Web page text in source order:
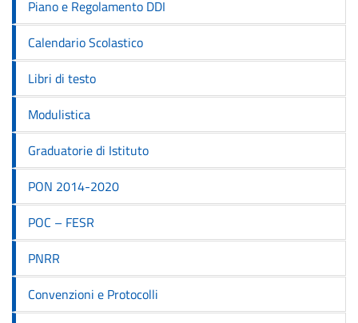
Piano e Regolamento DDI
Calendario Scolastico
Libri di testo
Modulistica
Graduatorie di Istituto
PON 2014-2020
POC – FESR
PNRR
Convenzioni e Protocolli